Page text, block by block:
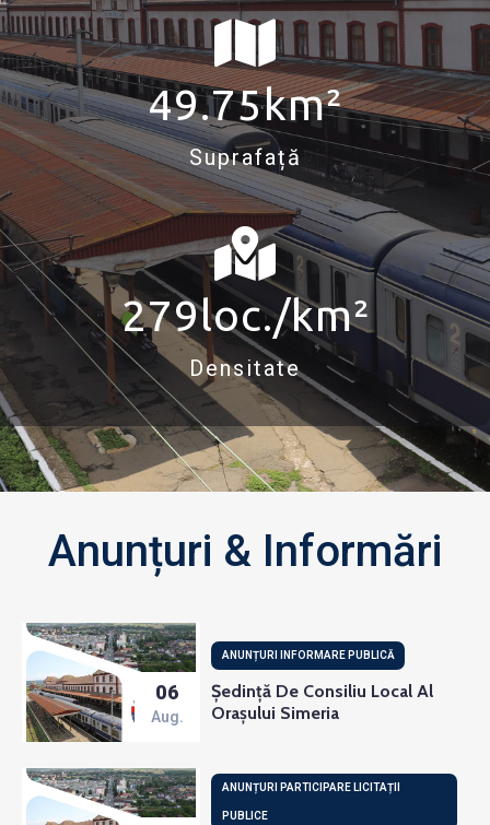
Suprafață
49.75km²
Densitate
279loc./km²
Anunțuri & Informări
06
Aug.
ANUNȚURI INFORMARE PUBLICĂ
Ședință De Consiliu Local Al
Orașului Simeria
ANUNȚURI PARTICIPARE LICITAȚII
PUBLICE